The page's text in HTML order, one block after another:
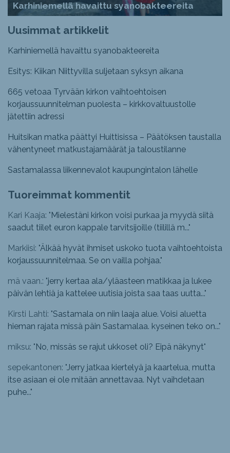
Karhiniemellä havaittu syanobakteereita
Uusimmat artikkelit
Karhiniemellä havaittu syanobakteereita
Esitys: Kiikan Niittyvilla suljetaan syksyn aikana
665 vetoaa Tyrvään kirkon vaihtoehtoisen
korjaussuunnitelman puolesta – kirkkovaltuustolle
jätettiin adressi
Huitsikan matka päättyi Huittisissa – Päätöksen taustalla
vähentyneet matkustajamäärät ja taloustilanne
Sastamalassa liikennevalot kaupungintalon lähelle
Tuoreimmat kommentit
Kari Kaaja: "Mielestäni kirkon voisi purkaa ja myydä siitä
saadut tiilet euron kappale tarvitsijoille (tiilillä m..."
Markiisi: "Älkää hyvät ihmiset uskoko tuota vaihtoehtoista
korjaussuunnitelmaa. Se on vailla pohjaa."
mä vaan.: "jerry kertaa ala/yläasteen matikkaa ja lukee
päivän lehtiä ja kattelee uutisia joista saa taas uutta..."
Kirsti Lahti: "Sastamala on niin laaja alue. Voisi aluetta
hieman rajata missä päin Sastamalaa. kyseinen teko on..."
miksu: "No, missäs se rajut ukkoset oli? Eipä näkynyt"
sepekantonen: "Jerry jatkaa kiertelyä ja kaartelua, mutta
itse asiaan ei ole mitään annettavaa. Nyt vaihdetaan
puhe..."